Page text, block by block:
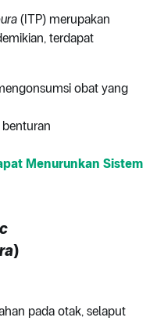
(ITP) merupakan
terdapat
obat yang
Menurunkan Sistem
)
pada otak, selaput